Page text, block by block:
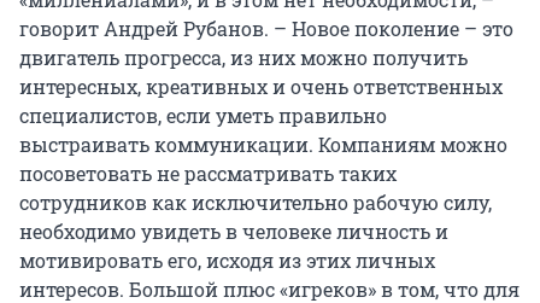
говорит Андрей Рубанов. – Новое поколение – это
двигатель прогресса, из них можно получить
интересных, креативных и очень ответственных
специалистов, если уметь правильно
выстраивать коммуникации. Компаниям можно
посоветовать не рассматривать таких
сотрудников как исключительно рабочую силу,
необходимо увидеть в человеке личность и
мотивировать его, исходя из этих личных
интересов. Большой плюс «игреков» в том, что для